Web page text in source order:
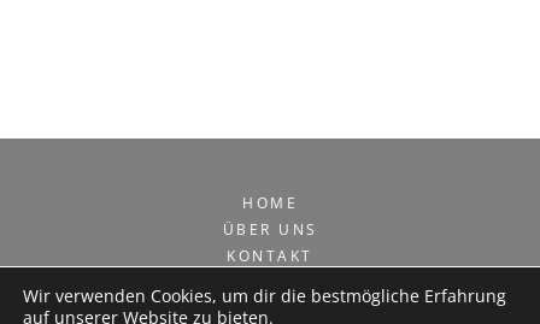
HOME
ÜBER UNS
KONTAKT
IMPRESSUM
Wir verwenden Cookies, um dir die bestmögliche Erfahrung
auf unserer Website zu bieten.